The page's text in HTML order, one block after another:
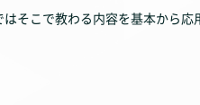
そこで教わる内容を基本から応